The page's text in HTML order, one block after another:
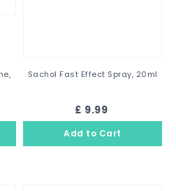
Sachol Fast Effect Spray, 20ml
£ 9.99